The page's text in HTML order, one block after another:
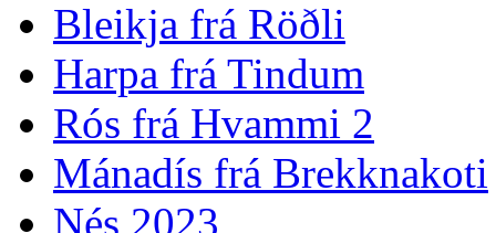
Bleikja frá Röðli
Harpa frá Tindum
Rós frá Hvammi 2
Mánadís frá Brekknakoti
Nés 2023